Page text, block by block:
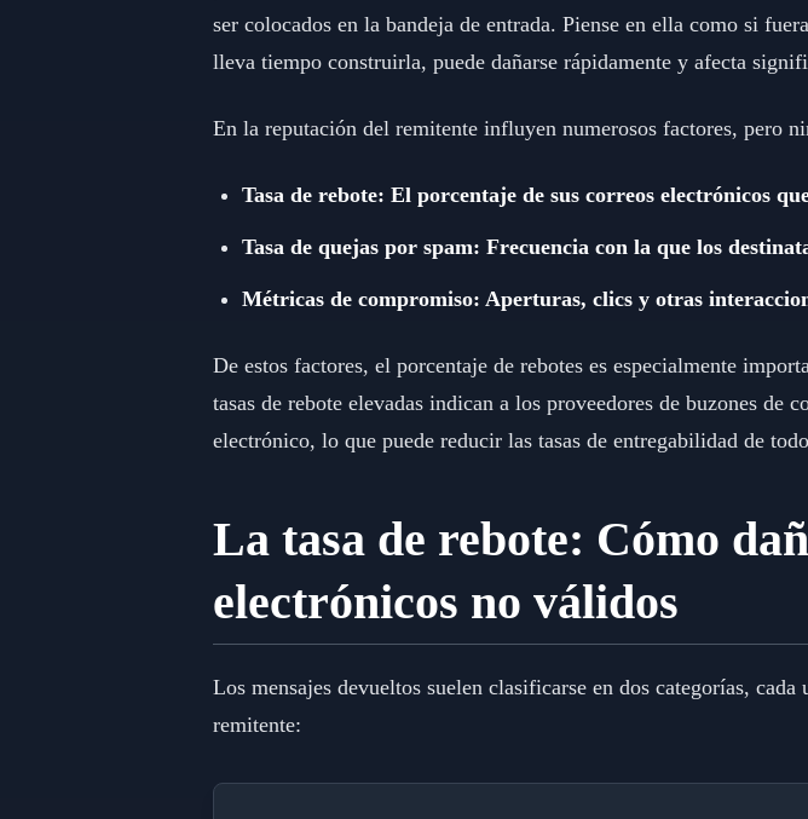
ser colocados en la bandeja de entrada. Piense en ella como si
lleva tiempo construirla, puede dañarse rápidamente y afecta
En la reputación del remitente influyen numerosos factores, pero
Tasa de rebote: El porcentaje de sus correos electrónicos
Tasa de quejas por spam: Frecuencia con la que los
Métricas de compromiso: Aperturas, clics y otras
De estos factores, el porcentaje de rebotes es especialmente
tasas de rebote elevadas indican a los proveedores de buzones de
electrónico, lo que puede reducir las tasas de entregabilidad de
La tasa de rebote: Cómo
electrónicos no válidos
Los mensajes devueltos suelen clasificarse en dos categorías,
remitente: